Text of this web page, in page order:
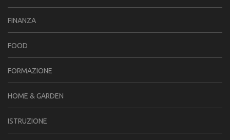
FINANZA
FOOD
FORMAZIONE
HOME & GARDEN
ISTRUZIONE